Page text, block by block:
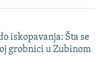
iskopavanja: Šta se
grobnici u Zubinom